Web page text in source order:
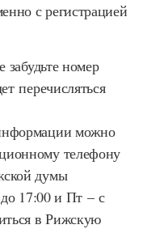
с регистрацией
забудьте номер
перечисляться
можно
телефону
думы
17:00 и Пт – с
в Рижскую